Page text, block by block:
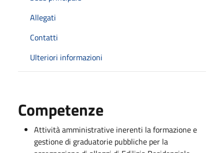
Allegati
Contatti
Ulteriori informazioni
Competenze
Attività amministrative inerenti la formazione e
gestione di graduatorie pubbliche per la